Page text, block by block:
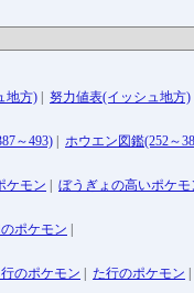
地方) 努力値表(イッシュ地方)
～493) ホウエン図鑑(252～
ケモン ぼうぎょの高いポケモ
ポケモン
のポケモン た行のポケモン